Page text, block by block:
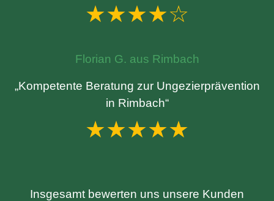
★★★★☆
Florian G. aus Rimbach
„Kompetente Beratung zur Ungezierprävention
in Rimbach“
★★★★★
Insgesamt bewerten uns unsere Kunden